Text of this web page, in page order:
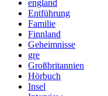
england
Entführung
Familie
Finnland
Geheimnisse
gre
Großbritannien
Hörbuch
Insel